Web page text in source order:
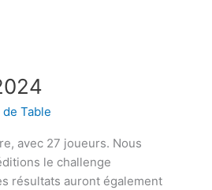
Table
avec 27 joueurs. Nous
le challenge
résultats auront également